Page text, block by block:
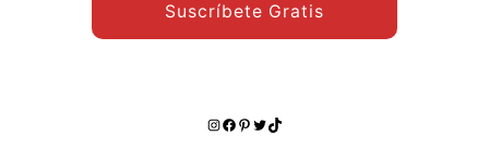
Suscríbete Gratis
Instagram
Facebook
Pinterest
Twitter
TikTok